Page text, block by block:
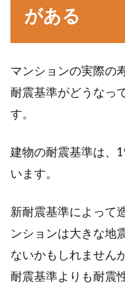
がある
マンションの実際の
耐震基準がどうなっ
す。
建物の耐震基準は、
います。
新耐震基準によって
ンションは大きな地
ないかもしれません
耐震基準よりも耐震